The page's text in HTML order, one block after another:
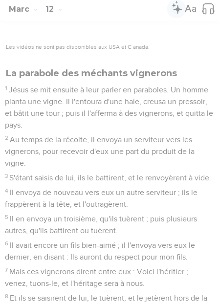
Marc 12
Les vidéos ne sont pas disponibles aux USA et C anada.
La parabole des méchants vignerons
1 Jésus se mit ensuite à leur parler en paraboles. Un homme
planta une vigne. Il l'entoura d'une haie, creusa un pressoir,
et bâtit une tour ; puis il l'afferma à des vignerons, et quitta le
pays.
2 Au temps de la récolte, il envoya un serviteur vers les
vignerons, pour recevoir d'eux une part du produit de la
vigne.
3 S'étant saisis de lui, ils le battirent, et le renvoyèrent à vide.
4 Il envoya de nouveau vers eux un autre serviteur ; ils le
frappèrent à la tête, et l'outragèrent.
5 Il en envoya un troisième, qu'ils tuèrent ; puis plusieurs
autres, qu'ils battirent ou tuèrent.
6 Il avait encore un fils bien-aimé ; il l'envoya vers eux le
dernier, en disant : Ils auront du respect pour mon fils.
7 Mais ces vignerons dirent entre eux : Voici l'héritier ;
venez, tuons-le, et l'héritage sera à nous.
8 Et ils se saisirent de lui, le tuèrent, et le jetèrent hors de la